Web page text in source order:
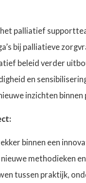
het palliatief
bij palliatieve
beleid verder
en
inzichten
binnen een
nieuwe methodieken
tussen praktijk,